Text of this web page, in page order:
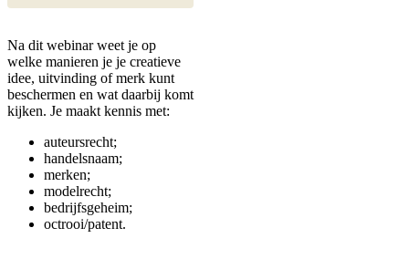
Na dit webinar weet je op
welke manieren je je creatieve
idee, uitvinding of merk kunt
beschermen en wat daarbij komt
kijken. Je maakt kennis met:
auteursrecht;
handelsnaam;
merken;
modelrecht;
bedrijfsgeheim;
octrooi/patent.